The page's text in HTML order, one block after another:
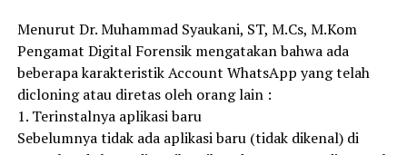
Menurut Dr. Muhammad Syaukani, ST, M.Cs, M.Kom
Pengamat Digital Forensik mengatakan bahwa ada
beberapa karakteristik Account WhatsApp yang telah
dicloning atau diretas oleh orang lain :
1. Terinstalnya aplikasi baru
Sebelumnya tidak ada aplikasi baru (tidak dikenal) di